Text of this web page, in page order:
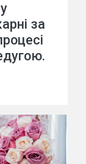
за